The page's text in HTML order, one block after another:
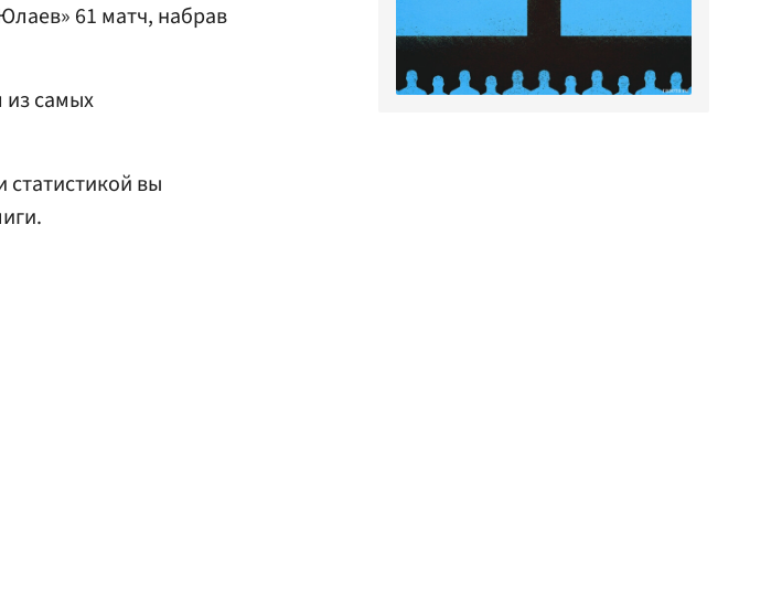
61 матч, набрав
самых
вы